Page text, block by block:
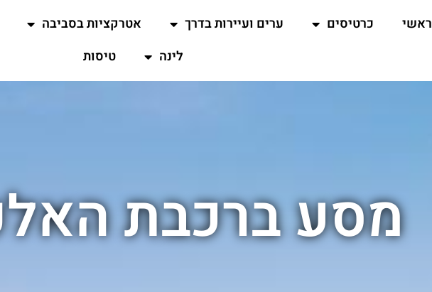
ראשי כרטיסים ערים ועיירות בדרך אטרקציות בסביבה
לינה
טיסות
מסע ברכבת